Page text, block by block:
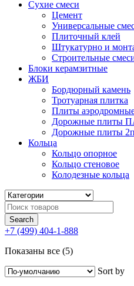
Сухие смеси
Цемент
Универсальные
Плиточный клей
Штукатурно и
Строительные
Блоки керамзитные
ЖБИ
Бордюрный камень
Тротуарная плитка
Плиты
Дорожные плиты
Дорожные плиты 2п
Кольца
Кольцо опорное
Кольцо стеновое
Колодезные кольца
+7 (499) 404-1-888
Показаны все (5)
Sort by